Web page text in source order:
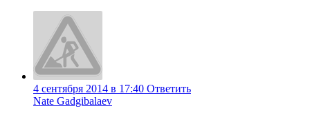
4 сентября 2014 в 17:40 Ответить
Nate Gadgibalaev